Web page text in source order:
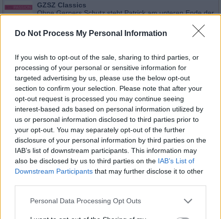
Do Not Process My Personal Information
If you wish to opt-out of the sale, sharing to third parties, or
processing of your personal or sensitive information for
targeted advertising by us, please use the below opt-out
section to confirm your selection. Please note that after your
opt-out request is processed you may continue seeing
interest-based ads based on personal information utilized by
us or personal information disclosed to third parties prior to
your opt-out. You may separately opt-out of the further
disclosure of your personal information by third parties on the
IAB’s list of downstream participants. This information may
also be disclosed by us to third parties on the IAB’s List of
Downstream Participants that may further disclose it to other
Personal Data Processing Opt Outs
09:55
GZSZ Classics
Ohne Gerners Schutz steht Patrick am unteren Ende der
Doch dann ringt sich Gerner dazu durch, Patrick...
Do
05:35
06:00
GZSZ Classics
Tayfun würde am liebsten im Boden versinken, als der
Wohnbereich der Bachmanns von den Drogenfahndern
gestellt wird. Nach einem ernüchternden Gespräch mit...
Classics
Serie / Daily Soap
GZSZ Classics
Wohnbereich der Bachmanns von den Drogenfahndern